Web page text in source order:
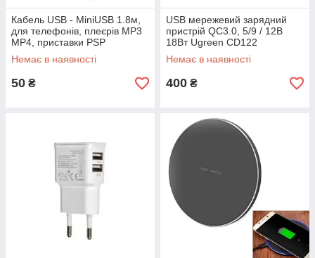
Кабель USB - MiniUSB 1.8м,
для телефонів, плеєрів MP3
MP4, приставки PSP
Немає в наявності
50 ₴
USB мережевий зарядний
пристрій QC3.0, 5/9 / 12В
18Вт Ugreen CD122
Немає в наявності
400 ₴